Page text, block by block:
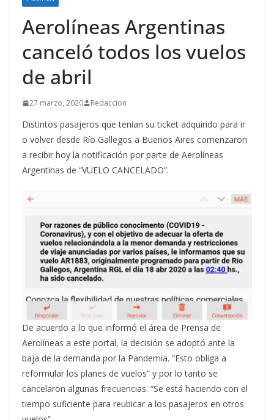
Aerolíneas Argentinas
canceló todos los vuelos
de abril
27 marzo, 2020 Redaccion
Distintos pasajeros que tenían su ticket adquirido para ir
o volver desde Río Gallegos a Buenos Aires comenzaron
a recibir hoy la notificación por parte de Aerolíneas
Argentinas de “VUELO CANCELADO”.
De acuerdo a lo que informó el área de Prensa de
Aerolíneas a este portal, la decisión se adoptó ante la
baja de la demanda por la Pandemia. “Esto obliga a
reformular los planes de vuelos” y por lo tanto se
cancelaron algunas frecuencias. “Se está haciendo con el
tiempo suficiente para reubicar a los pasajeros en otros